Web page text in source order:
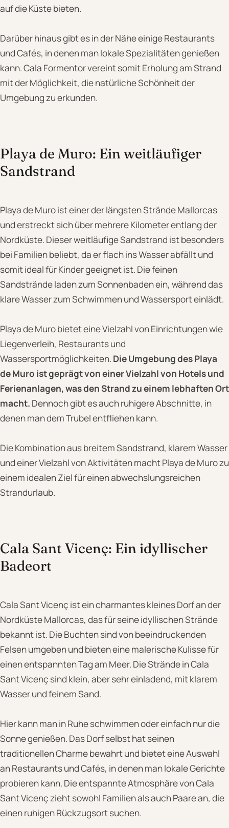
auf die Küste bieten.
Darüber hinaus gibt es in der Nähe einige Restaurants
und Cafés, in denen man lokale Spezialitäten genießen
kann. Cala Formentor vereint somit Erholung am Strand
mit der Möglichkeit, die natürliche Schönheit der
Umgebung zu erkunden.
Playa de Muro: Ein weitläufiger
Sandstrand
Playa de Muro ist einer der längsten Strände Mallorcas
und erstreckt sich über mehrere Kilometer entlang der
Nordküste. Dieser weitläufige Sandstrand ist besonders
bei Familien beliebt, da er flach ins Wasser abfällt und
somit ideal für Kinder geeignet ist. Die feinen
Sandstrände laden zum Sonnenbaden ein, während das
klare Wasser zum Schwimmen und Wassersport einlädt.
Playa de Muro bietet eine Vielzahl von Einrichtungen wie
Liegenverleih, Restaurants und
Wassersportmöglichkeiten. Die Umgebung des Playa
de Muro ist geprägt von einer Vielzahl von Hotels und
Ferienanlagen, was den Strand zu einem lebhaften Ort
macht. Dennoch gibt es auch ruhigere Abschnitte, in
denen man dem Trubel entfliehen kann.
Die Kombination aus breitem Sandstrand, klarem Wasser
und einer Vielzahl von Aktivitäten macht Playa de Muro zu
einem idealen Ziel für einen abwechslungsreichen
Strandurlaub.
Cala Sant Vicenç: Ein idyllischer
Badeort
Cala Sant Vicenç ist ein charmantes kleines Dorf an der
Nordküste Mallorcas, das für seine idyllischen Strände
bekannt ist. Die Buchten sind von beeindruckenden
Felsen umgeben und bieten eine malerische Kulisse für
einen entspannten Tag am Meer. Die Strände in Cala
Sant Vicenç sind klein, aber sehr einladend, mit klarem
Wasser und feinem Sand.
Hier kann man in Ruhe schwimmen oder einfach nur die
Sonne genießen. Das Dorf selbst hat seinen
traditionellen Charme bewahrt und bietet eine Auswahl
an Restaurants und Cafés, in denen man lokale Gerichte
probieren kann. Die entspannte Atmosphäre von Cala
Sant Vicenç zieht sowohl Familien als auch Paare an, die
einen ruhigen Rückzugsort suchen.